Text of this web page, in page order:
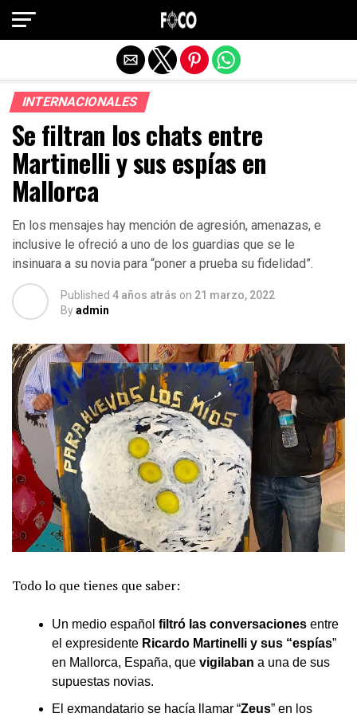
INTERNACIONALES
Se filtran los chats entre
Martinelli y sus espías en
Mallorca
En los mensajes hay mención de agresión, amenazas, e
inclusive le ofreció a uno de los guardias que se le
insinuara a su novia para “poner a prueba su fidelidad”.
Published 4 años atrás on 21 marzo, 2022
Byadmin
Todo lo que tienes que saber:
Un medio español filtró las conversaciones entre
el expresidente Ricardo Martinelli y sus “espías”
en Mallorca, España, que vigilaban a una de sus
supuestas novias.
El exmandatario se hacía llamar “Zeus” en los
Salir de la versión móvil